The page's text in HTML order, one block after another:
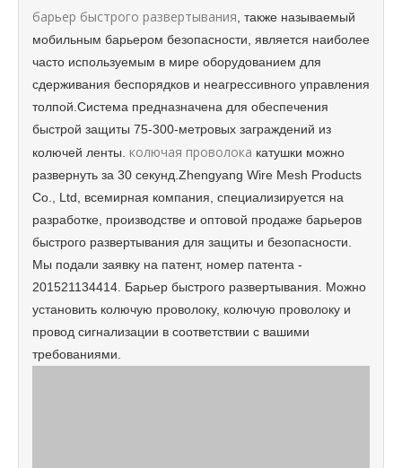
барьер быстрого развертывания , также называемый
мобильным барьером безопасности, является наиболее
часто используемым в мире оборудованием для
сдерживания беспорядков и неагрессивного управления
толпой.Система предназначена для обеспечения
быстрой защиты 75-300-метровых заграждений из
колючей ленты. колючая проволока катушки можно
развернуть за 30 секунд.Zhengyang Wire Mesh Products
Co., Ltd, всемирная компания, специализируется на
разработке, производстве и оптовой продаже барьеров
быстрого развертывания для защиты и безопасности.
Мы подали заявку на патент, номер патента -
201521134414. Барьер быстрого развертывания. Можно
установить колючую проволоку, колючую проволоку и
провод сигнализации в соответствии с вашими
требованиями.